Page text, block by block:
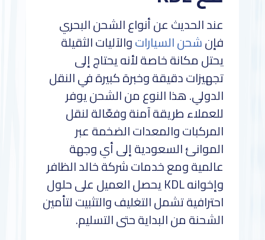
عند الحديث عن أنواع الشحن البحري
فإنشحن السياراتوالآليات الثقيلة
يحتل مكانة خاصة لأنه يحتاج إلى
تجهيزات دقيقة وخبرة كبيرة في النقل
الدولي. هذا النوع من الشحن يوفر
للعملاء طريقة آمنة وفعّالة لنقل
المركبات والمعدات الضخمة عبر
الموانئ السعودية إلى أي وجهة
عالمية ومع خدمات شركة خالد الظافر
وإخوانه KDL يحصل العميل على حلول
احترافية تشمل التغليف والتثبيت لتأمين
الشحنة من البداية حتى التسليم.